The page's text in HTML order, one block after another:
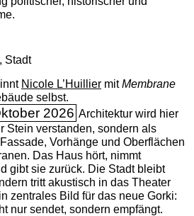
Stadt
Nicole L’Huilliermit ­Membrane
selbst.
2026 Architektur wird hier
Stein verstanden, sondern als
Vorhänge und Oberflächen
Das Haus hört, nimmt
gibt sie zurück. Die Stadt bleibt
tritt akustisch in das Theater
zentrales Bild für das neue Gorki:
nur sendet, sondern empfängt.